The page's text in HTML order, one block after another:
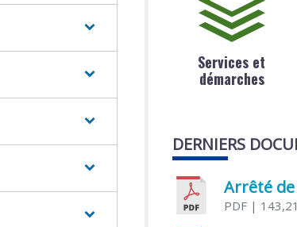
Services et
démarches
DERNIERS
PDF |